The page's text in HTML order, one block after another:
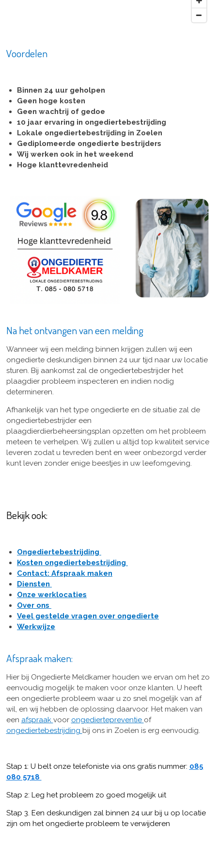
Voordelen
Binnen 24 uur geholpen
Geen hoge kosten
Geen wachtrij of gedoe
10 jaar ervaring in ongediertebestrijding
Lokale ongediertebestrijding in Zoelen
Gediplomeerde ongedierte bestrijders
Wij werken ook in het weekend
Hoge klanttevredenheid
Na het ontvangen van een melding
Wanneer wij een melding binnen krijgen zullen wij een
ongedierte deskundigen binnen 24 uur tijd naar uw locatie
sturen. Bij aankomst zal de ongediertebestrijder het
plaagdier probleem inspecteren en indien nodig
determineren.
Afhankelijk van het type ongedierte en de situatie zal de
ongediertebestrijder een
plaagdierdierbeheersingsplan opzetten om het probleem
meteen te verhelpen. Wij zullen u altijd top kwaliteit service
leveren zodat u tevreden bent en weer onbezorgd verder
kunt leven zonder enige beestjes in uw leefomgeving.
Bekijk ook:
Ongediertebestrijding
Kosten ongediertebestrijding
Contact: Afspraak maken
Diensten
Onze werklocaties
Over ons
Veel gestelde vragen over ongedierte
Werkwijze
Afspraak maken:
Hier bij Ongedierte Meldkamer houden we ervan om het zo
eenvoudig mogelijk te maken voor onze klanten. U heeft
een ongedierte probleem waar u zo snel mogelijk van af
wil, en wij hebben de oplossing daarvoor. Het maken van
een afspraak voor ongediertepreventie of
ongediertebestrijding bij ons in Zoelen is erg eenvoudig.
Stap 1: U belt onze telefoniste via ons gratis nummer: 085
080 5718
Stap 2: Leg het probleem zo goed mogelijk uit
Stap 3. Een deskundigen zal binnen 24 uur bij u op locatie
zijn om het ongedierte probleem te verwijderen